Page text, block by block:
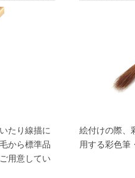
たり線描に
から標準品
用意してい
絵付けの際、
用する彩色筆